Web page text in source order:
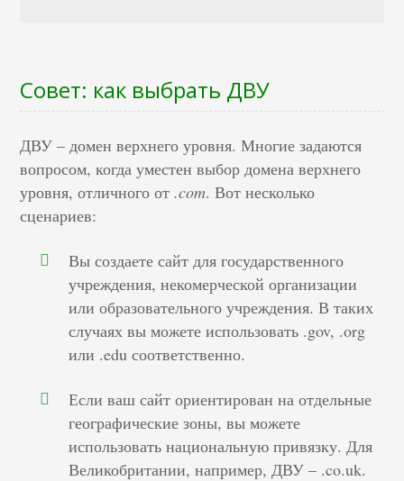
Совет: как выбрать ДВУ
ДВУ – домен верхнего уровня. Многие задаются
вопросом, когда уместен выбор домена верхнего
уровня, отличного от .com. Вот несколько
сценариев:
Вы создаете сайт для государственного
учреждения, некомерческой организации
или образовательного учреждения. В таких
случаях вы можете использовать .gov, .org
или .edu соответственно.
Если ваш сайт ориентирован на отдельные
географические зоны, вы можете
использовать национальную привязку. Для
Великобритании, например, ДВУ – .co.uk.